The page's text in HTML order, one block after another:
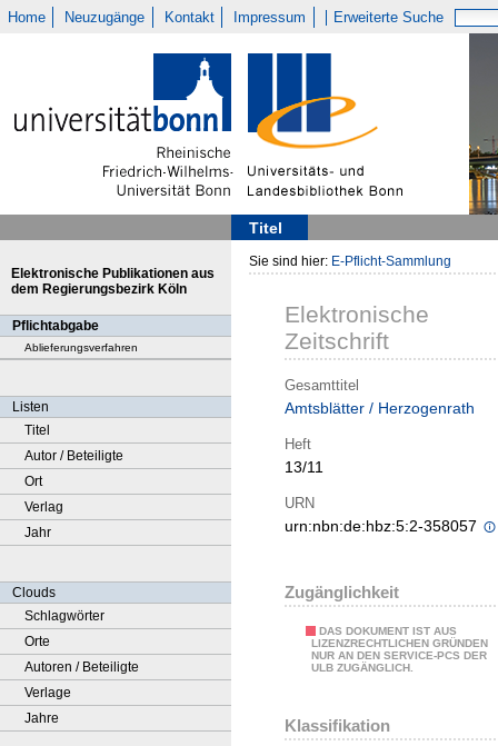
Home Neuzugänge Kontakt Impressum Erweiterte Suche
Titel
Elektronische Publikationen aus
dem Regierungsbezirk Köln
Pflichtabgabe
Ablieferungsverfahren
Listen
Titel
Autor / Beteiligte
Ort
Verlag
Jahr
Clouds
Schlagwörter
Orte
Autoren / Beteiligte
Verlage
Jahre
Sie sind hier: E-Pflicht-Sammlung
Elektronische
Zeitschrift
Gesamttitel
Amtsblätter / Herzogenrath
Heft
13/11
URN
urn:nbn:de:hbz:5:2-358057
Zugänglichkeit
DAS DOKUMENT IST AUS
LIZENZRECHTLICHEN GRÜNDEN
NUR AN DEN SERVICE-PCS DER
ULB ZUGÄNGLICH.
Klassifikation